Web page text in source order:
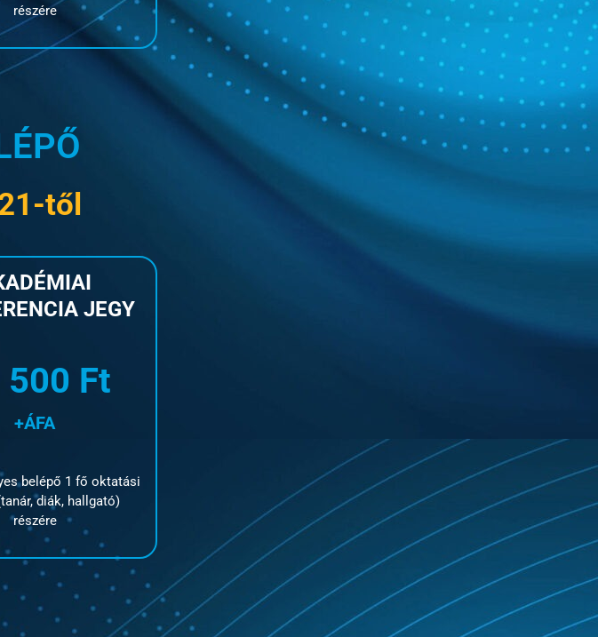
részére
től
JEGY
500 Ft
+ÁFA
belépő 1 fő oktatási
diák, hallgató)
részére